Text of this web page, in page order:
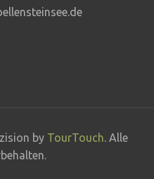
by TourTouch. Alle